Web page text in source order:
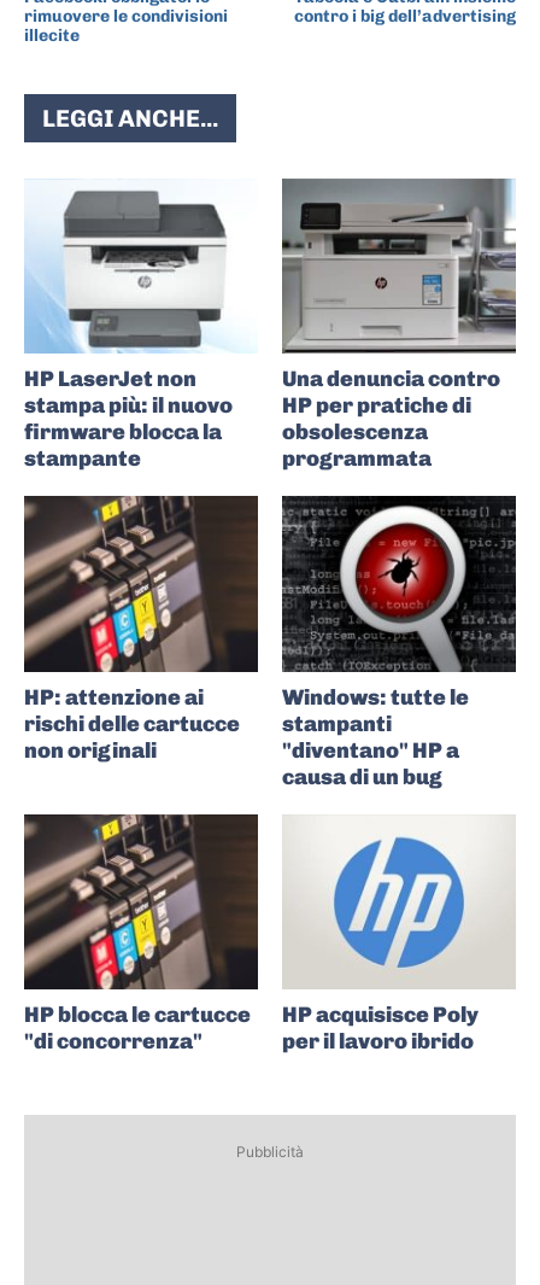
rimuovere le condivisioni
illecite
contro i big dell’advertising
LEGGI ANCHE...
HP LaserJet non
stampa più: il nuovo
firmware blocca la
stampante
Una denuncia contro
HP per pratiche di
obsolescenza
programmata
HP: attenzione ai
rischi delle cartucce
non originali
Windows: tutte le
stampanti
"diventano" HP a
causa di un bug
HP blocca le cartucce
"di concorrenza"
HP acquisisce Poly
per il lavoro ibrido
Pubblicità